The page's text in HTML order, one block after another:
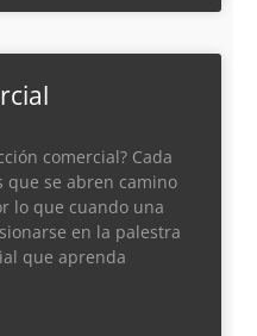
comercial? Cada
que se abren camino
lo que cuando una
en la palestra
que aprenda